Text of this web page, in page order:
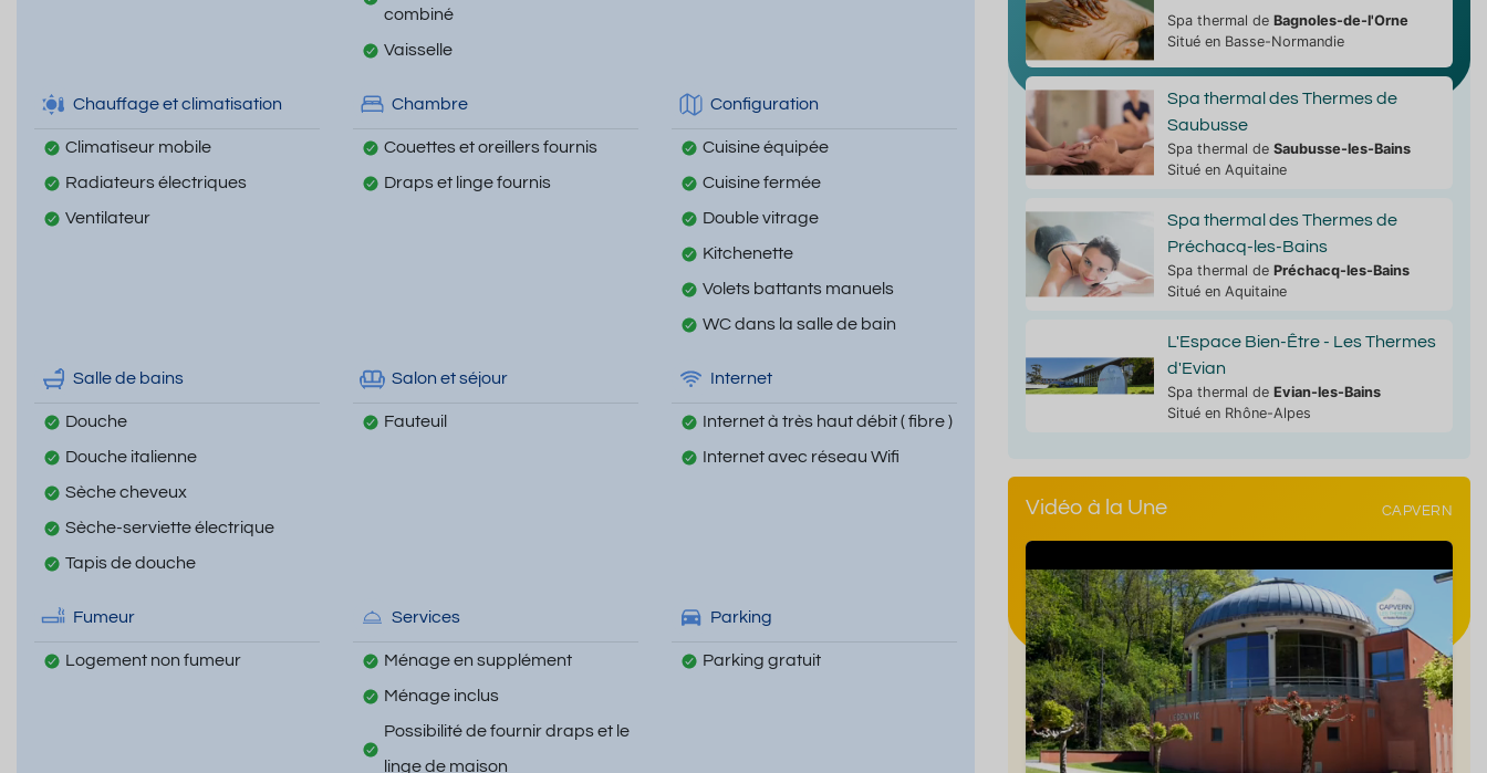
combiné
Vaisselle
Chauffage et climatisation
Climatiseur mobile
Radiateurs électriques
Ventilateur
Chambre
Couettes et oreillers fournis
Draps et linge fournis
Configuration
Cuisine équipée
Cuisine fermée
Double vitrage
Kitchenette
Volets battants manuels
WC dans la salle de bain
Salle de bains
Douche
Douche italienne
Sèche cheveux
Sèche-serviette électrique
Tapis de douche
Salon et séjour
Fauteuil
Internet
Internet à très haut débit ( fibre )
Internet avec réseau Wifi
Fumeur
Logement non fumeur
Services
Ménage en supplément
Ménage inclus
Possibilité de fournir draps et le
linge de maison
Parking
Parking gratuit
Spa thermal de Bagnoles-de-l'Orne
Situé en Basse-Normandie
Spa thermal des Thermes de
Saubusse
Spa thermal de Saubusse-les-Bains
Situé en Aquitaine
Spa thermal des Thermes de
Préchacq-les-Bains
Spa thermal de Préchacq-les-Bains
Situé en Aquitaine
L'Espace Bien-Être - Les Thermes
d'Evian
Spa thermal de Evian-les-Bains
Situé en Rhône-Alpes
Vidéo à la Une CAPVERN